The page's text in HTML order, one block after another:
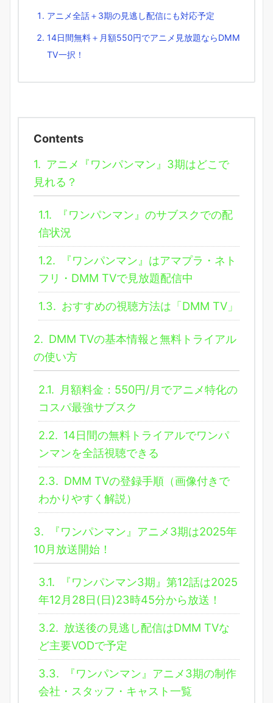
アニメ全話＋3期の見逃し配信にも対応予定
14日間無料＋月額550円でアニメ見放題ならDMM
TV一択！
Contents
1. アニメ『ワンパンマン』3期はどこで
見れる？
1.1.
『ワンパンマン』のサブスクでの配
信状況
1.2.
『ワンパンマン』はアマプラ・ネト
フリ・DMM TVで見放題配信中
1.3. おすすめの視聴方法は「DMM TV」
2. DMM TVの基本情報と無料トライアル
の使い方
2.1.
月額料金：550円/月でアニメ特化の
コスパ最強サブスク
2.2. 14日間の無料トライアルでワンパ
ンマンを全話視聴できる
2.3. DMM TVの登録手順（画像付きで
わかりやすく解説）
3.
『ワンパンマン』アニメ3期は2025年
10月放送開始！
3.1.
『ワンパンマン3期』第12話は2025
年12月28日(日)23時45分から放送！
3.2. 放送後の見逃し配信はDMM TVな
ど主要VODで予定
3.3.
『ワンパンマン』アニメ3期の制作
会社・スタッフ・キャスト一覧